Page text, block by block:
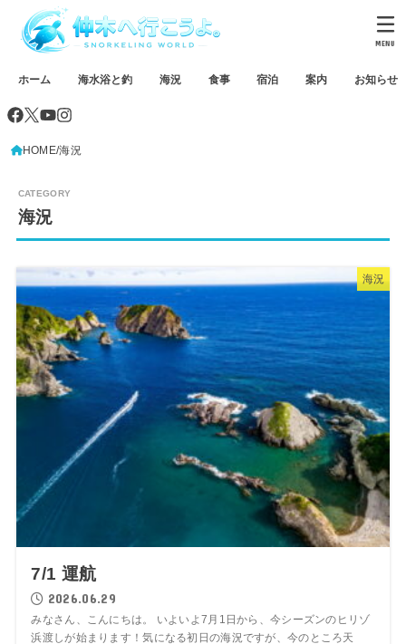
ホーム 海水浴と釣 海況 食事 宿泊 案内 お知らせ
MENU
HOME 海況
海況
海況
7/1 運航
2026.06.29
みなさん、こんにちは。 いよいよ7月1日から、今シーズンのヒリゾ
浜渡しが始まります！気になる初日の海況ですが、今のところ天